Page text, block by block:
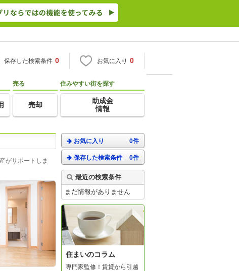
保存した検索条件 0 お気に入り 0
売る
売却
住みやすい街を探す
助成金
情報
がサポートしま
お気に入り 0件
保存した検索条件 0件
最近の検索条件
まだ情報がありません
住まいのコラム
専門家監修！賃貸から引越